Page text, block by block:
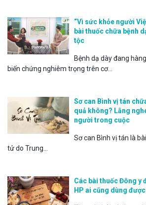
“Vì sức khỏe người
bài thuốc chữa bệnh
tộc
Bệnh dạ dày đang
biến chứng nghiêm trọng trên cơ...
Sơ can Bình vị tán
quả không? Lắng
người trong cuộc
Sơ can Bình vị tán là
tử do Trung...
Các bài thuốc Đông y
HP ai cũng dùng được